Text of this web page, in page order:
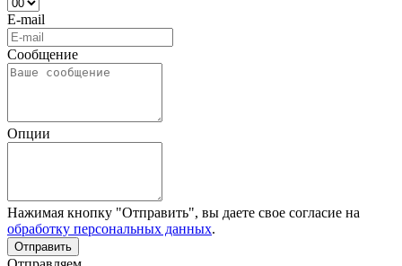
E-mail
Сообщение
Опции
Нажимая кнопку "Отправить", вы даете свое согласие на
обработку персональных данных.